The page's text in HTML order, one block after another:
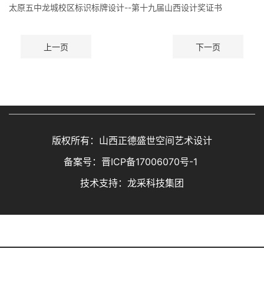
太原五中龙城校区标识标牌设计--第十九届山西设计奖证书
上一页 下一页
版权所有：山西正德盛世空间艺术设计
备案号： 晋ICP备17006070号-1
技术支持：龙采科技集团